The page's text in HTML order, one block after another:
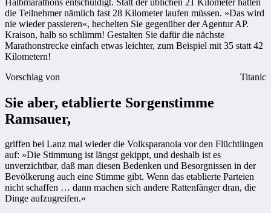
die Teilnehmer nämlich fast 28 Kilometer laufen müssen. »Das wird
nie wieder passieren«, hechelten Sie gegenüber der Agentur AP.
Kraison, halb so schlimm! Gestalten Sie dafür die nächste
Marathonstrecke einfach etwas leichter, zum Beispiel mit 35 statt 42
Kilometern!
Vorschlag von
Titanic
Sie aber, etablierte Sorgenstimme
Ramsauer,
griffen bei Lanz mal wieder die Volksparanoia vor den Flüchtlingen
auf: »Die Stimmung ist längst gekippt, und deshalb ist es
unverzichtbar, daß man diesen Bedenken und Besorgnissen in der
Bevölkerung auch eine Stimme gibt. Wenn das etablierte Parteien
nicht schaffen … dann machen sich andere Rattenfänger dran, die
Dinge aufzugreifen.«